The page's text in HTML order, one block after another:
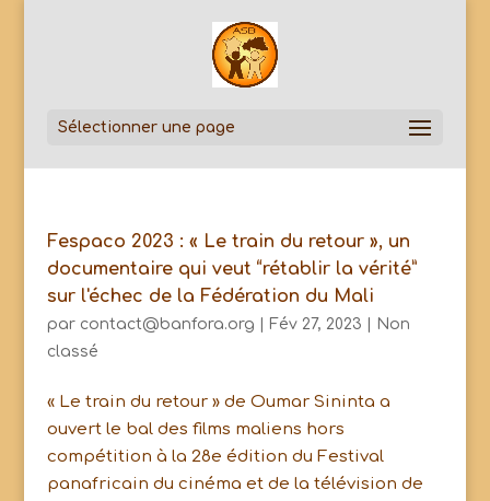
Sélectionner une page
Fespaco 2023 : « Le train du retour », un
documentaire qui veut “rétablir la vérité”
sur l'échec de la Fédération du Mali
par contact@banfora.org Fév 27, 2023
Non
classé
« Le train du retour » de Oumar Sininta a
ouvert le bal des films maliens hors
compétition à la 28e édition du Festival
panafricain du cinéma et de la télévision de